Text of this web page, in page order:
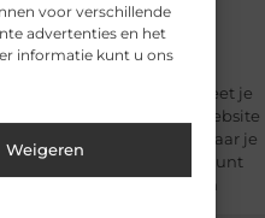
voor verschillende
advertenties en het
informatie kunt u ons
Weigeren
vind je via deze
maar weet je
situatie? Bekijk dan de website
hebben een online tool waar je
met elkaar kunt
en situatie worden